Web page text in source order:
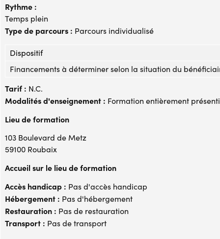
Rythme :
Temps plein
Type de parcours : Parcours individualisé
Dispositif
Financements à déterminer selon la situation du
Tarif : N.C.
Modalités d'enseignement : Formation entièrement
Lieu de formation
103 Boulevard de Metz
59100 Roubaix
Accueil sur le lieu de formation
Accès handicap : Pas d'accès handicap
Hébergement : Pas d'hébergement
Restauration : Pas de restauration
Transport : Pas de transport